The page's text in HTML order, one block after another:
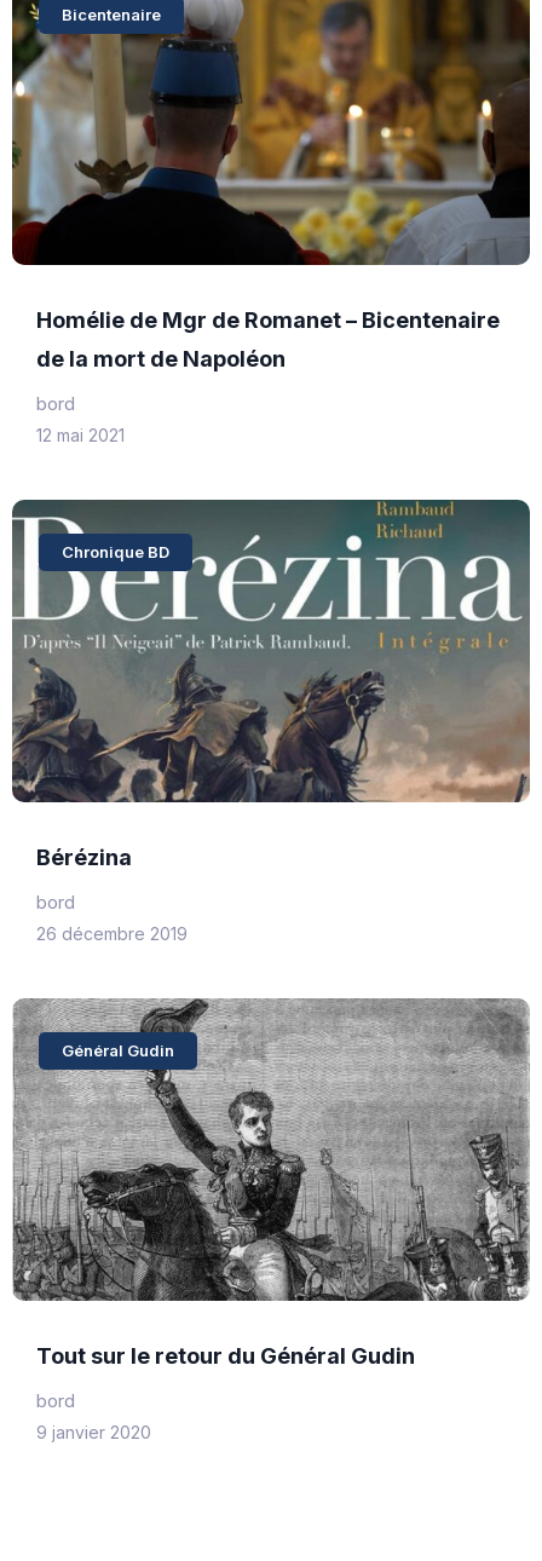
Bicentenaire
Homélie de Mgr de Romanet – Bicentenaire
de la mort de Napoléon
bord
12 mai 2021
Chronique BD
Bérézina
bord
26 décembre 2019
Général Gudin
Tout sur le retour du Général Gudin
bord
9 janvier 2020